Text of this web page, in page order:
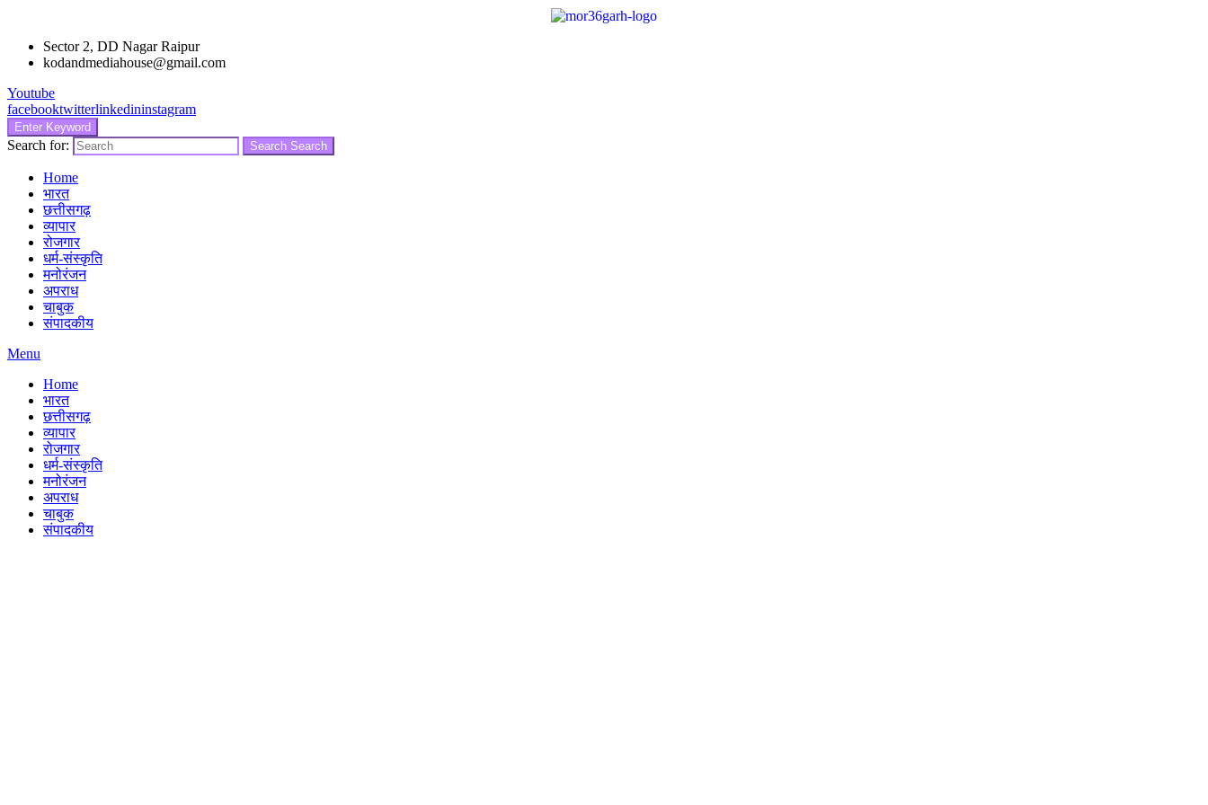
Sector 2, DD Nagar Raipur
kodandmediahouse@gmail.com
Youtube
facebooktwitterlinkedininstagram
Enter Keyword
Search for: Search Search
Home
भारत
छत्तीसगढ़
व्यापार
रोजगार
धर्म-संस्कृति
मनोरंजन
अपराध
चाबुक
संपादकीय
Menu
Home
भारत
छत्तीसगढ़
व्यापार
रोजगार
धर्म-संस्कृति
मनोरंजन
अपराध
चाबुक
संपादकीय